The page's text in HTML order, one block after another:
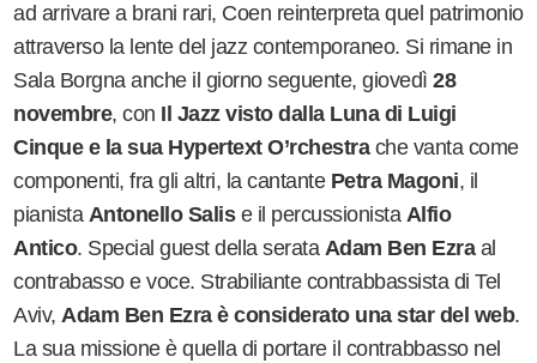
ad arrivare a brani rari, Coen reinterpreta quel patrimonio
attraverso la lente del jazz contemporaneo. Si rimane in
Sala Borgna anche il giorno seguente, giovedì28
novembre, con Il Jazz visto dalla Lunadi Luigi
Cinque e la sua Hypertext O’rchestrache vanta come
componenti, fra gli altri, la cantante Petra Magoni, il
pianista Antonello Salise il percussionista Alfio
Antico. Special guest della serata Adam Ben Ezraal
contrabasso e voce. Strabiliante contrabbassista di Tel
Aviv,Adam Ben Ezra è considerato una star del web.
La sua missione è quella di portare il contrabbasso nel